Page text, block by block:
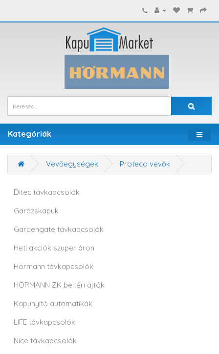
Kategóriák
Vevőegységek Proteco vevők
Ditec távkapcsolók
Garázskapuk
Gardengate távkapcsolók
Heti akciók szuper áron
Hörmann távkapcsolók
HÖRMANN ZK beltéri ajtók
Kapunyitó automatikák
LIFE távkapcsolók
Nice távkapcsolók